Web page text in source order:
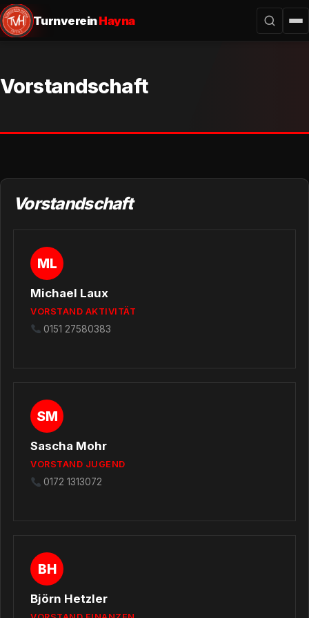
TurnvereinHayna
Vorstandschaft
Vorstandschaft
ML
Michael Laux
VORSTAND AKTIVITÄT
0151 27580383
SM
Sascha Mohr
VORSTAND JUGEND
0172 1313072
BH
Björn Hetzler